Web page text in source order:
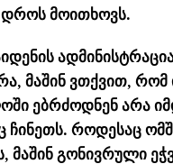
მოითხოვს.
მაშინ ვთქვით, რომ
ებრძოდნენ არა
ჩინეთს. როდესაც
მაშინ გონივრული